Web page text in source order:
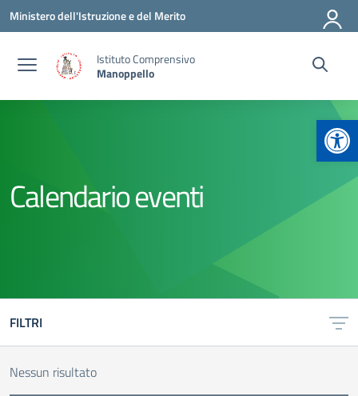
Vai ai contenuti
Vai al menu di navigazione
Vai al footer
Ministero dell'Istruzione e del Merito
Istituto Comprensivo
Manoppello
Calendario eventi
FILTRI
Nessun risultato